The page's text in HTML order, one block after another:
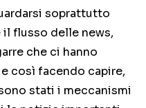
soprattutto
il flusso delle news,
che ci hanno
così facendo capire,
stati i meccanismi